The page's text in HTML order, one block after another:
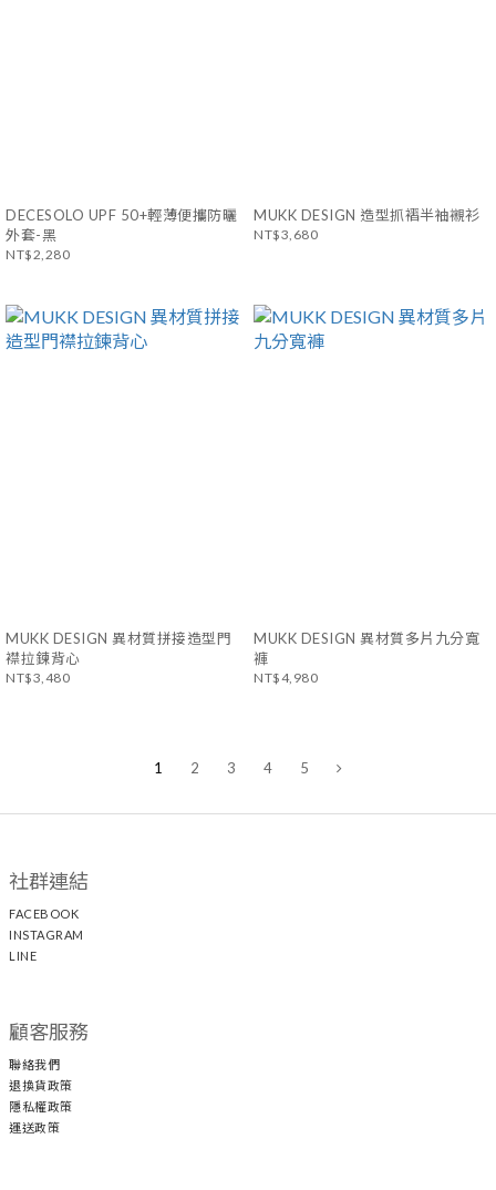
DECESOLO UPF 50+輕薄便攜防曬
外套-黑
NT$2,280
MUKK DESIGN 造型抓褶半袖襯衫
NT$3,680
MUKK DESIGN 異材質拼接造型門
襟拉鍊背心
NT$3,480
MUKK DESIGN 異材質多片九分寬
褲
NT$4,980
1 2 3 4 5
社群連結
FACEBOOK
INSTAGRAM
LINE
顧客服務
聯絡我們
退換貨政策
隱私權政策
運送政策